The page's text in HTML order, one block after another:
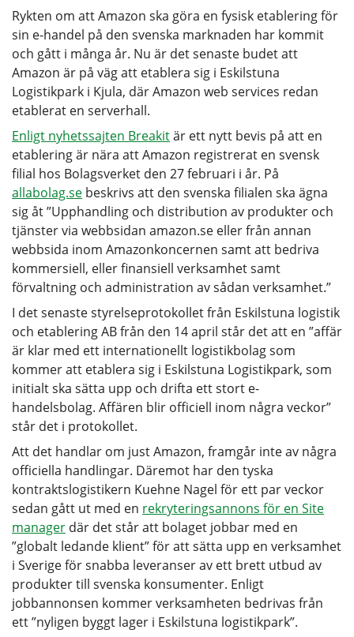
Rykten om att Amazon ska göra en fysisk etablering för
sin e-handel på den svenska marknaden har kommit
och gått i många år. Nu är det senaste budet att
Amazon är på väg att etablera sig i Eskilstuna
Logistikpark i Kjula, där Amazon web services redan
etablerat en serverhall.
Enligt nyhetssajten Breakitär ett nytt bevis på att en
etablering är nära att Amazon registrerat en svensk
filial hos Bolagsverket den 27 februari i år. På
allabolag.se beskrivs att den svenska filialen ska ägna
sig åt ”Upphandling och distribution av produkter och
tjänster via webbsidan amazon.se eller från annan
webbsida inom Amazonkoncernen samt att bedriva
kommersiell, eller finansiell verksamhet samt
förvaltning och administration av sådan verksamhet.”
I det senaste styrelseprotokollet från Eskilstuna logistik
och etablering AB från den 14 april står det att en ”affär
är klar med ett internationellt logistikbolag som
kommer att etablera sig i Eskilstuna Logistikpark, som
initialt ska sätta upp och drifta ett stort e-
handelsbolag. Affären blir officiell inom några veckor”
står det i protokollet.
Att det handlar om just Amazon, framgår inte av några
officiella handlingar. Däremot har den tyska
kontraktslogistikern Kuehne Nagel för ett par veckor
sedan gått ut med en rekryteringsannons för en Site
manager där det står att bolaget jobbar med en
”globalt ledande klient” för att sätta upp en verksamhet
i Sverige för snabba leveranser av ett brett utbud av
produkter till svenska konsumenter. Enligt
jobbannonsen kommer verksamheten bedrivas från
ett ”nyligen byggt lager i Eskilstuna logistikpark”.